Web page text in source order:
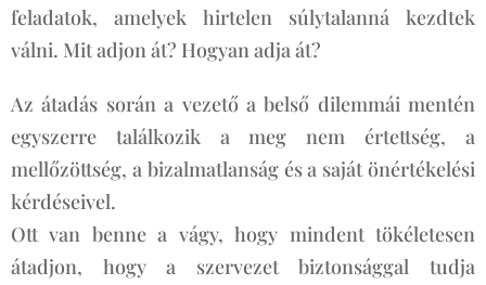
feladatok, amelyek hirtelen súlytalanná kezdtek
válni. Mit adjon át? Hogyan adja át?
Az átadás során a vezető a belső dilemmái mentén
egyszerre találkozik a meg nem értettség, a
mellőzöttség, a bizalmatlanság és a saját önértékelési
kérdéseivel.
Ott van benne a vágy, hogy mindent tökéletesen
átadjon, hogy a szervezet biztonsággal tudja